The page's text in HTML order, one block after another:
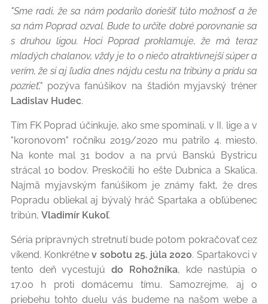
"Sme radi, že sa nám podarilo doriešiť túto možnosť a že
sa nám Poprad ozval. Bude to určite dobré porovnanie sa
s druhou ligou. Hoci Poprad proklamuje, že má teraz
mladých chalanov, vždy je to o niečo atraktívnejší súper a
verím, že si aj ľudia dnes nájdu cestu na tribúny a prídu sa
pozrieť," pozýva fanúšikov na štadión myjavský tréner
Ladislav Hudec.
Tím FK Poprad účinkuje, ako sme spomínali, v II. lige a v
"koronovom" ročníku 2019/2020 mu patrilo 4. miesto.
Na konte mal 31 bodov a na prvú Banskú Bystricu
strácal 10 bodov. Preskočili ho ešte Dubnica a Skalica.
Najmä myjavským fanúšikom je známy fakt, že dres
Popradu obliekal aj bývalý hráč Spartaka a obľúbenec
tribún, Vladimír Kukoľ.
Séria prípravných stretnutí bude potom pokračovať cez
víkend. Konkrétne v sobotu 25. júla 2020. Spartakovci v
tento deň vycestujúdo Rohožníka, kde nastúpia o
17.00 h proti domácemu tímu. Samozrejme, aj o
priebehu tohto duelu vás budeme na našom webe a